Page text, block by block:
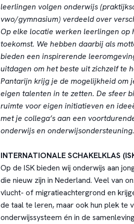
leerlingen volgen onderwijs
vwo/gymnasium) verdeeld over
Op elke locatie werken leerlingen op
toekomst. We hebben daarbij als
bieden een inspirerende
uitdagen om het beste uit zichzelf te
Pantarijn krijg je de mogelijkheid om
eigen talenten in te zetten. De sfeer
ruimte voor eigen initiatieven en
met je collega’s aan een
onderwijs en onderwijsondersteuning.
INTERNATIONALE SCHAKELKLAS
Op de ISK bieden wij onderwijs aan
die nieuw zijn in Nederland. Veel van
vlucht- of migratieachtergrond en
de taal te leren, maar ook hun plek te
onderwijssysteem én in de